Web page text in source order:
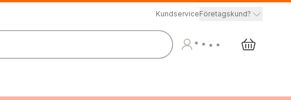
KundserviceFöretagskund?